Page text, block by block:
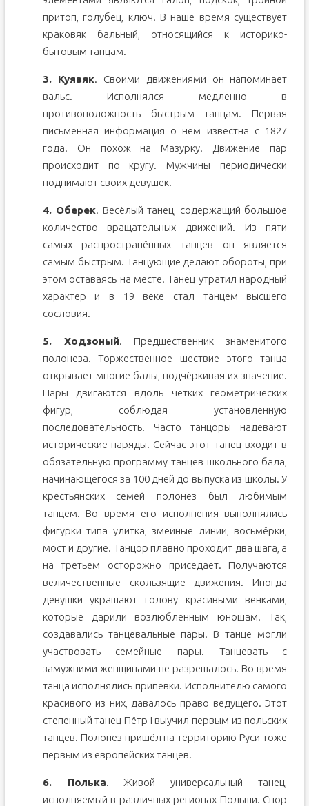
притоп, голубец, ключ. В наше время существует
краковяк бальный, относящийся к историко-
бытовым танцам.
3. Куявяк. Своими движениями он напоминает
вальс. Исполнялся медленно в
противоположность быстрым танцам. Первая
письменная информация о нём известна с 1827
года. Он похож на Мазурку. Движение пар
происходит по кругу. Мужчины периодически
поднимают своих девушек.
4. Оберек. Весёлый танец, содержащий большое
количество вращательных движений. Из пяти
самых распространённых танцев он является
самым быстрым. Танцующие делают обороты, при
этом оставаясь на месте. Танец утратил народный
характер и в 19 веке стал танцем высшего
сословия.
5. Ходзоный. Предшественник знаменитого
полонеза. Торжественное шествие этого танца
открывает многие балы, подчёркивая их значение.
Пары двигаются вдоль чётких геометрических
фигур, соблюдая установленную
последовательность. Часто танцоры надевают
исторические наряды. Сейчас этот танец входит в
обязательную программу танцев школьного бала,
начинающегося за 100 дней до выпуска из школы. У
крестьянских семей полонез был любимым
танцем. Во время его исполнения выполнялись
фигурки типа улитка, змеиные линии, восьмёрки,
мост и другие. Танцор плавно проходит два шага, а
на третьем осторожно приседает. Получаются
величественные скользящие движения. Иногда
девушки украшают голову красивыми венками,
которые дарили возлюбленным юношам. Так,
создавались танцевальные пары. В танце могли
участвовать семейные пары. Танцевать с
замужними женщинами не разрешалось. Во время
танца исполнялись припевки. Исполнителю самого
красивого из них, давалось право ведущего. Этот
степенный танец Пётр I выучил первым из польских
танцев. Полонез пришёл на территорию Руси тоже
первым из европейских танцев.
6. Полька. Живой универсальный танец,
исполняемый в различных регионах Польши. Спор